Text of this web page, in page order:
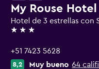
My Rouse Hotel
Hotel de 3 estrellas con
3 estrellas
+51 7423 5628
8,2 Muy bueno 64